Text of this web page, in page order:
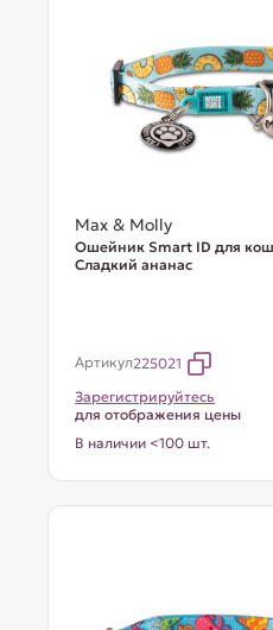
Max & Molly
Ошейник Smart ID для
Сладкий ананас
Артикул225021
Зарегистрируйтесь
для отображения цены
В наличии <100 шт.